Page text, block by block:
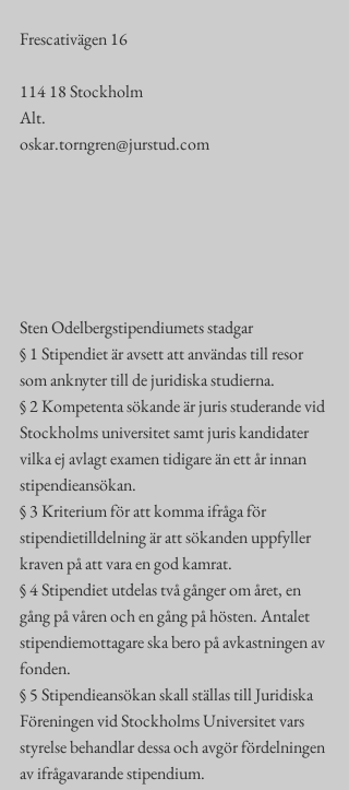
Frescativägen 16
114 18 Stockholm
Alt.
oskar.torngren@jurstud.com
Sten Odelbergstipendiumets stadgar
§ 1 Stipendiet är avsett att användas till resor
som anknyter till de juridiska studierna.
§ 2 Kompetenta sökande är juris studerande vid
Stockholms universitet samt juris kandidater
vilka ej avlagt examen tidigare än ett år innan
stipendieansökan.
§ 3 Kriterium för att komma ifråga för
stipendietilldelning är att sökanden uppfyller
kraven på att vara en god kamrat.
§ 4 Stipendiet utdelas två gånger om året, en
gång på våren och en gång på hösten. Antalet
stipendiemottagare ska bero på avkastningen av
fonden.
§ 5 Stipendieansökan skall ställas till Juridiska
Föreningen vid Stockholms Universitet vars
styrelse behandlar dessa och avgör fördelningen
av ifrågavarande stipendium.